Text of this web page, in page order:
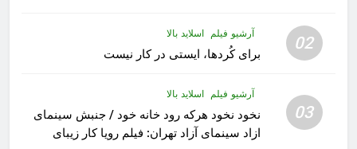
02 آرشیو فیلم اسلاید بالا
برای کُردها، ایستی در کار نیست
03
آرشیو فیلم اسلاید بالا
نخود نخود هرکه رود خانه خود / جنبش سینمای
ازاد سینمای آزاد تهران: فیلم رویا کار زیبای